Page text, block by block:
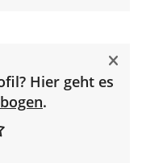
Hier geht es
.